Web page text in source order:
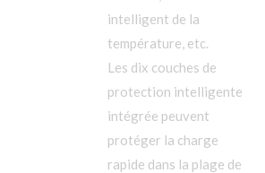
intelligent de la
température, etc.
Les dix couches de
protection intelligente
intégrée peuvent
protéger la charge
rapide dans la plage de